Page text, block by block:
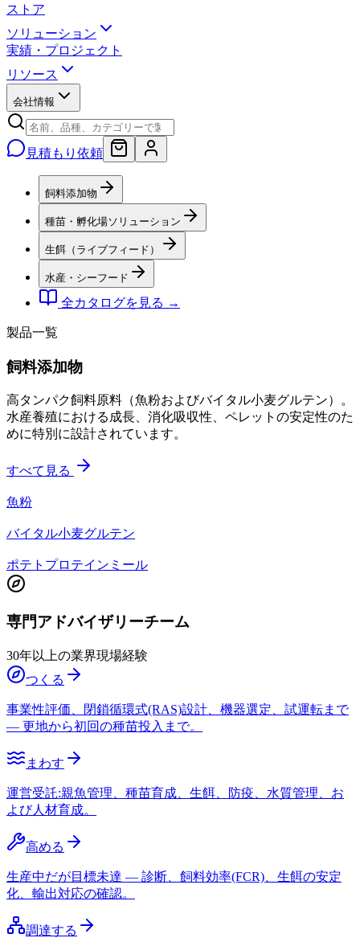
ストア
ソリューション
実績・プロジェクト
リソース
会社情報
見積もり依頼
飼料添加物
種苗・孵化場ソリューション
生餌（ライブフィード）
水産・シーフード
全カタログを見る →
製品一覧
飼料添加物
高タンパク飼料原料（魚粉およびバイタル小麦グルテン）。
水産養殖における成長、消化吸収性、ペレットの安定性のた
めに特別に設計されています。
すべて見る
魚粉
バイタル小麦グルテン
ポテトプロテインミール
専門アドバイザリーチーム
30年以上の業界現場経験
つくる
事業性評価、閉鎖循環式(RAS)設計、機器選定、試運転まで
— 更地から初回の種苗投入まで。
まわす
運営受託:親魚管理、種苗育成、生餌、防疫、水質管理、お
よび人材育成。
高める
生産中だが目標未達 — 診断、飼料効率(FCR)、生餌の安定
化、輸出対応の確認。
調達する